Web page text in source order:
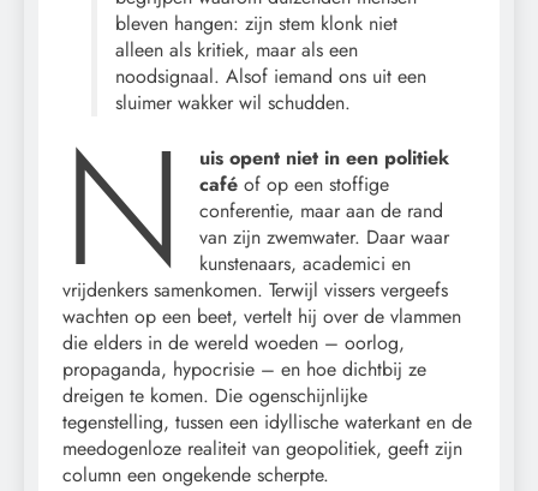
bleven hangen: zijn stem klonk niet
alleen als kritiek, maar als een
noodsignaal. Alsof iemand ons uit een
sluimer wakker wil schudden.
N
uis opent niet in een politiek
café of op een stoffige
conferentie, maar aan de rand
van zijn zwemwater. Daar waar
kunstenaars, academici en
vrijdenkers samenkomen. Terwijl vissers vergeefs
wachten op een beet, vertelt hij over de vlammen
die elders in de wereld woeden – oorlog,
propaganda, hypocrisie – en hoe dichtbij ze
dreigen te komen. Die ogenschijnlijke
tegenstelling, tussen een idyllische waterkant en de
meedogenloze realiteit van geopolitiek, geeft zijn
column een ongekende scherpte.